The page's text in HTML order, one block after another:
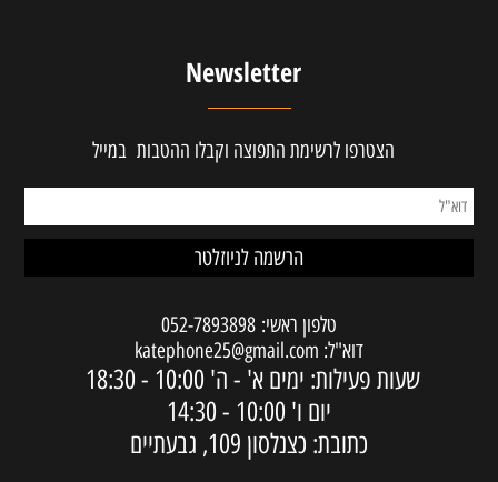
Newsletter
הצטרפו לרשימת התפוצה וקבלו ההטבות במייל
טלפון ראשי: 052-7893898
דוא"ל: katephone25@gmail.com
שעות פעילות: ימים א' - ה' 10:00 - 18:30
יום ו' 10:00 - 14:30
כתובת: כצנלסון 109, גבעתיים